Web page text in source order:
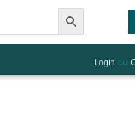
Login ou